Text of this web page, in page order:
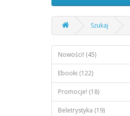
Szukaj
Nowości! (45)
Ebooki (122)
Promocje! (18)
Beletrystyka (19)